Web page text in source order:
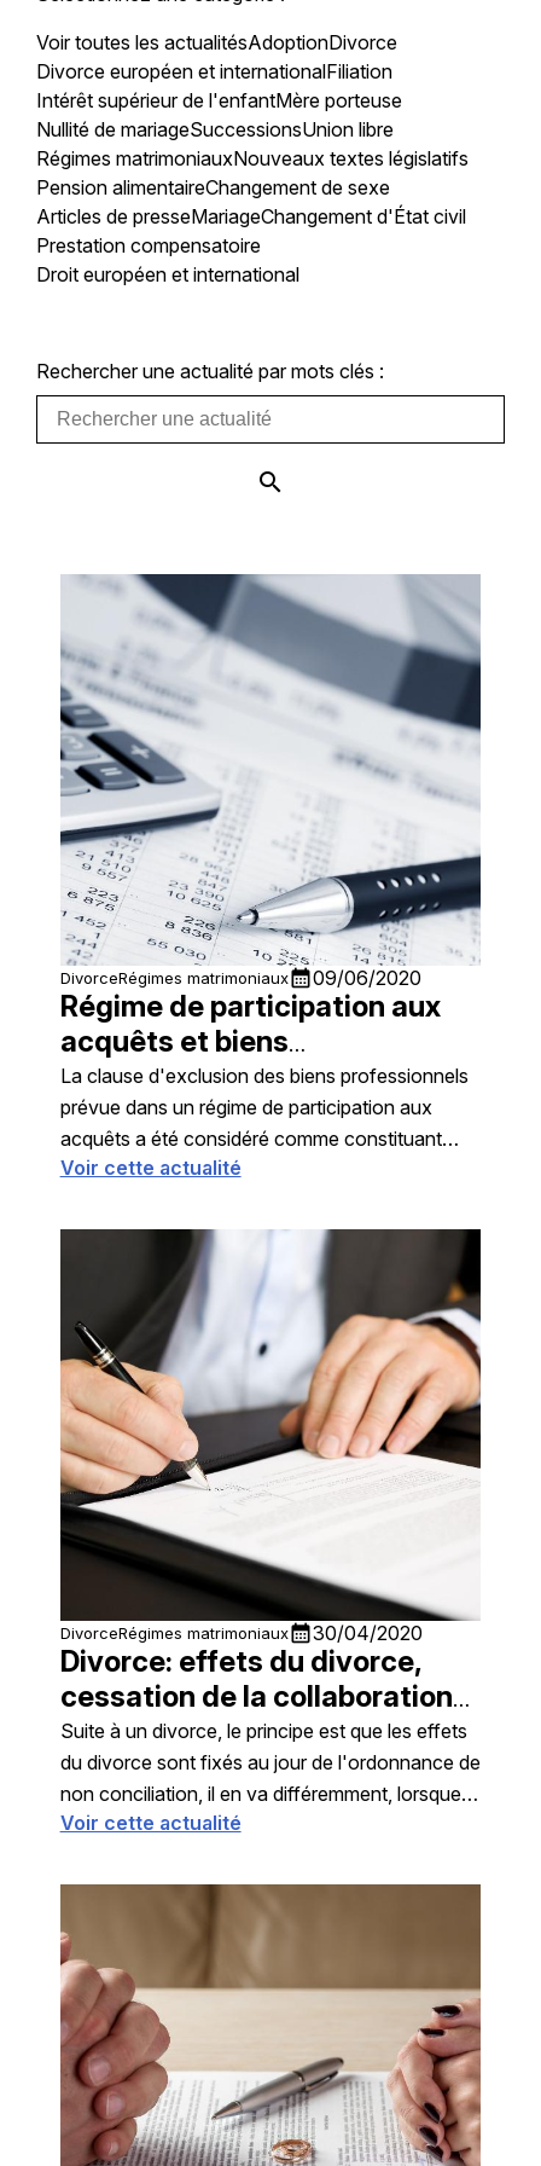
Voir toutes les actualitésAdoptionDivorce
Divorce européen et internationalFiliation
Intérêt supérieur de l'enfantMère porteuse
Nullité de mariageSuccessionsUnion libre
Régimes matrimoniauxNouveaux textes législatifs
Pension alimentaireChangement de sexe
Articles de presseMariageChangement d'État civil
Prestation compensatoire
Droit européen et international
Rechercher une actualité par mots clés :
DivorceRégimes matrimoniauxcalendar_month09/06/2020
Régime de participation aux
acquêts et biens
professionnels
La clause d'exclusion des biens professionnels
prévue dans un régime de participation aux
acquêts a été considéré comme constituant
comme « un avantage matrimonial en cas de
Voir cette actualité
DivorceRégimes matrimoniauxcalendar_month30/04/2020
Divorce: effets du divorce,
cessation de la collaboration
entre époux
Suite à un divorce, le principe est que les effets
du divorce sont fixés au jour de l'ordonnance de
non conciliation, il en va différemment, lorsque
les époux ont continué de collaborer, ce qui était
Voir cette actualité